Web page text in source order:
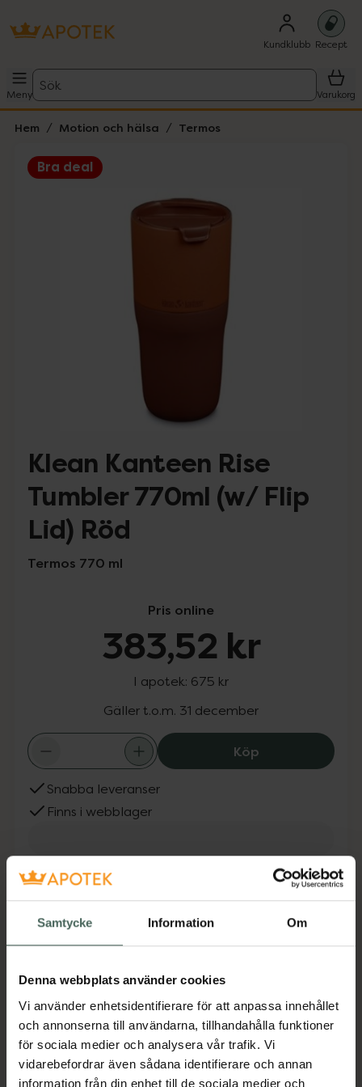
Samtycke Information Om
Denna webbplats använder cookies
Vi använder enhetsidentifierare för att anpassa innehållet
och annonserna till användarna, tillhandahålla funktioner
för sociala medier och analysera vår trafik. Vi
vidarebefordrar även sådana identifierare och annan
information från din enhet till de sociala medier och
Kundklubb Recept
Meny
Sök
Varukorg
Hem Motion och hälsa Termos
Bra deal
Lista: . Innehåller 1 objekt.
Klean Kanteen Rise
Tumbler 770ml (w/ Flip
Lid) Röd
Termos 770 ml
Pris online
383,52 kr
I apotek: 675 kr
Gäller t.o.m. 31 december
KöpKlean Kanteen
Snabba leveranser
Finns i webblager
Fler produkter från Klean Kanteen
Aktuella erbjudanden
Beskrivning
Vår Rise Tumbler 770ml är utformad med
ergonomiska konturer och en naturinspirerad
färgpalett. Tillverkad av certifierat 18/8
rostfritt stål, 90% postkonsument-
återvunnet, prisbelönt Climate Lock™
vakuumisolering och vår tåliga Klean Coat®-